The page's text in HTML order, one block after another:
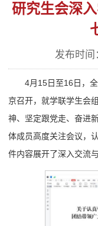
研究生会深
发布时间
4月15日至16日，
京召开，就学联学生会
神、坚定跟党走、奋进
体成员高度关注会议，
件内容展开了深入交流与